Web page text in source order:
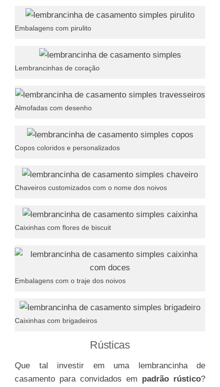
Embalagens com pirulito
Lembrancinhas de coração
Almofadas com desenho
Copos coloridos e personalizados
Chaveiros customizados com o nome dos noivos
Caixinhas com flores de biscuit
Embalagens com o traje dos noivos
Caixinhas com brigadeiros
Rústicas
Que tal investir em uma lembrancinha de
casamento para convidados em padrão rústico?